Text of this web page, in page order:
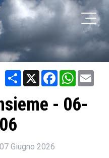
Share X Facebook
- 06-
Giugno 2026